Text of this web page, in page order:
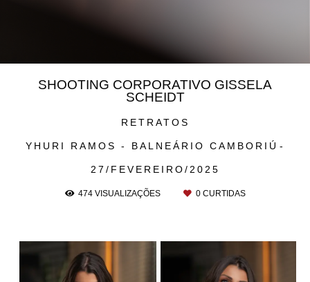
RETRATOS
YHURI RAMOS - BALNEÁRIO CAMBORIÚ
27/FEVEREIRO/2025
SHOOTING CORPORATIVO GISSELA
SCHEIDT
474VISUALIZAÇÕES 0CURTIDAS